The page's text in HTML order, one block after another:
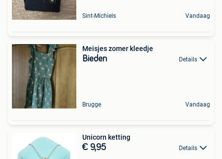
Sint-Michiels Vandaag
Meisjes zomer kleedje
Bieden Details
Brugge Vandaag
Unicorn ketting
€ 9,95 Details